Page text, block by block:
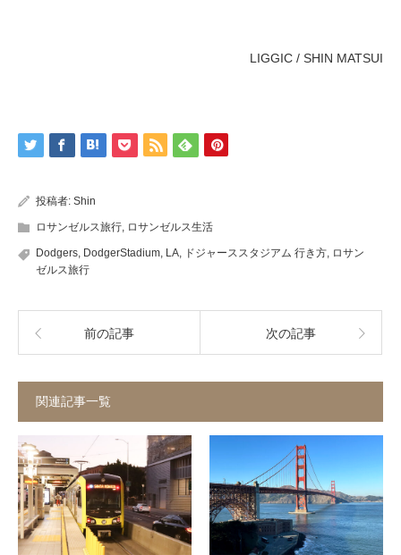
LIGGIC / SHIN MATSUI
投稿者: Shin
ロサンゼルス旅行 ロサンゼルス生活
Dodgers DodgerStadium LA ドジャーススタジアム 行き方 ロサン
ゼルス旅行
前の記事 次の記事
関連記事一覧